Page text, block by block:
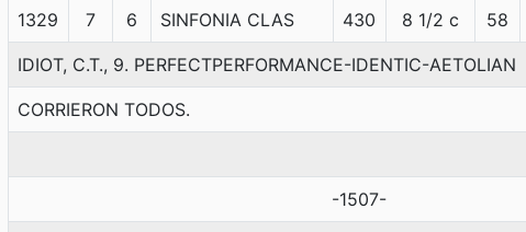
1329 7 6 SINFONIA CLAS 430 8 1/2 c 58
IDIOT, C.T., 9. PERFECTPERFORMANCE-IDENTIC-AETOLIAN
CORRIERON TODOS.
-1507-